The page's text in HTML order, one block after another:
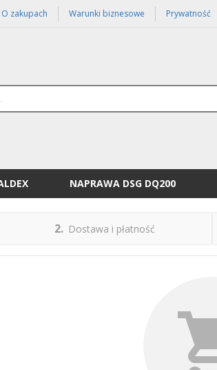
O zakupach Warunki biznesowe Prywatność
NAPRAWA DSG DQ200
2 Dostawa i płatność